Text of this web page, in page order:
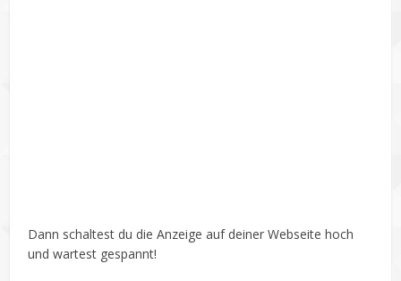
Dann schaltest du die Anzeige auf deiner Webseite hoch
und wartest gespannt!